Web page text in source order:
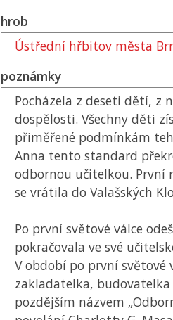
hrob
Ústřední hřbitov města
poznámky
Pocházela z deseti dětí, z
dospělosti. Všechny děti
přiměřené podmínkám
Anna tento standard
odbornou učitelkou. První
se vrátila do Valašských
Po první světové válce
pokračovala ve své
V období po první světové
zakladatelka,
pozdějším názvem